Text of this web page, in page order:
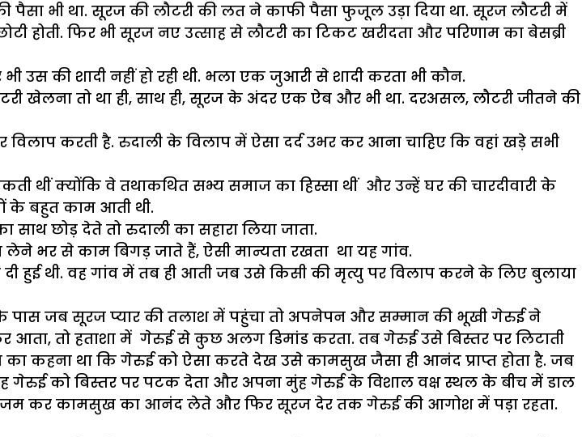
भी था. सूरज की लौटरी की लत ने काफी पैसा फुजूल उड़ा दिया था. सूरज लौटरी में
होती. फिर भी सूरज नए उत्साह से लौटरी का टिकट खरीदता और परिणाम का बेसब्री
उस की शादी नहीं हो रही थी. भला एक जुआरी से शादी करता भी कौन.
खेलना तो था ही, साथ ही, सूरज के अंदर एक ऐब और भी था. दरअसल, लौटरी जीतने की
विलाप करती है. रुदाली के विलाप में ऐसा दर्द उभर कर आना चाहिए कि वहां खड़े सभी
थीं क्योंकि वे तथाकथित सभ्य समाज का हिस्सा थीं और उन्हें घर की चारदीवारी के
के बहुत काम आती थी.
छोड़ देते तो रुदाली का सहारा लिया जाता.
भर से काम बिगड़ जाते हैं, ऐसी मान्यता रखता था यह गांव.
हुई थी. वह गांव में तब ही आती जब उसे किसी की मृत्यु पर विलाप करने के लिए बुलाया
जब सूरज प्यार की तलाश में पहुंचा तो अपनेपन और सम्मान की भूखी गेरुई ने
आता, तो हताशा में गेरुई से कुछ अलग डिमांड करता. तब गेरुई उसे बिस्तर पर लिटाती
था कि गेरुई को ऐसा करते देख उसे कामसुख जैसा ही आनंद प्राप्त होता है. जब
वह गेरुई को बिस्तर पर पटक देता और अपना मुंह गेरुई के विशाल वक्ष स्थल के बीच में डाल
कर कामसुख का आनंद लेते और फिर सूरज देर तक गेरुई की आगोश में पड़ा रहता.